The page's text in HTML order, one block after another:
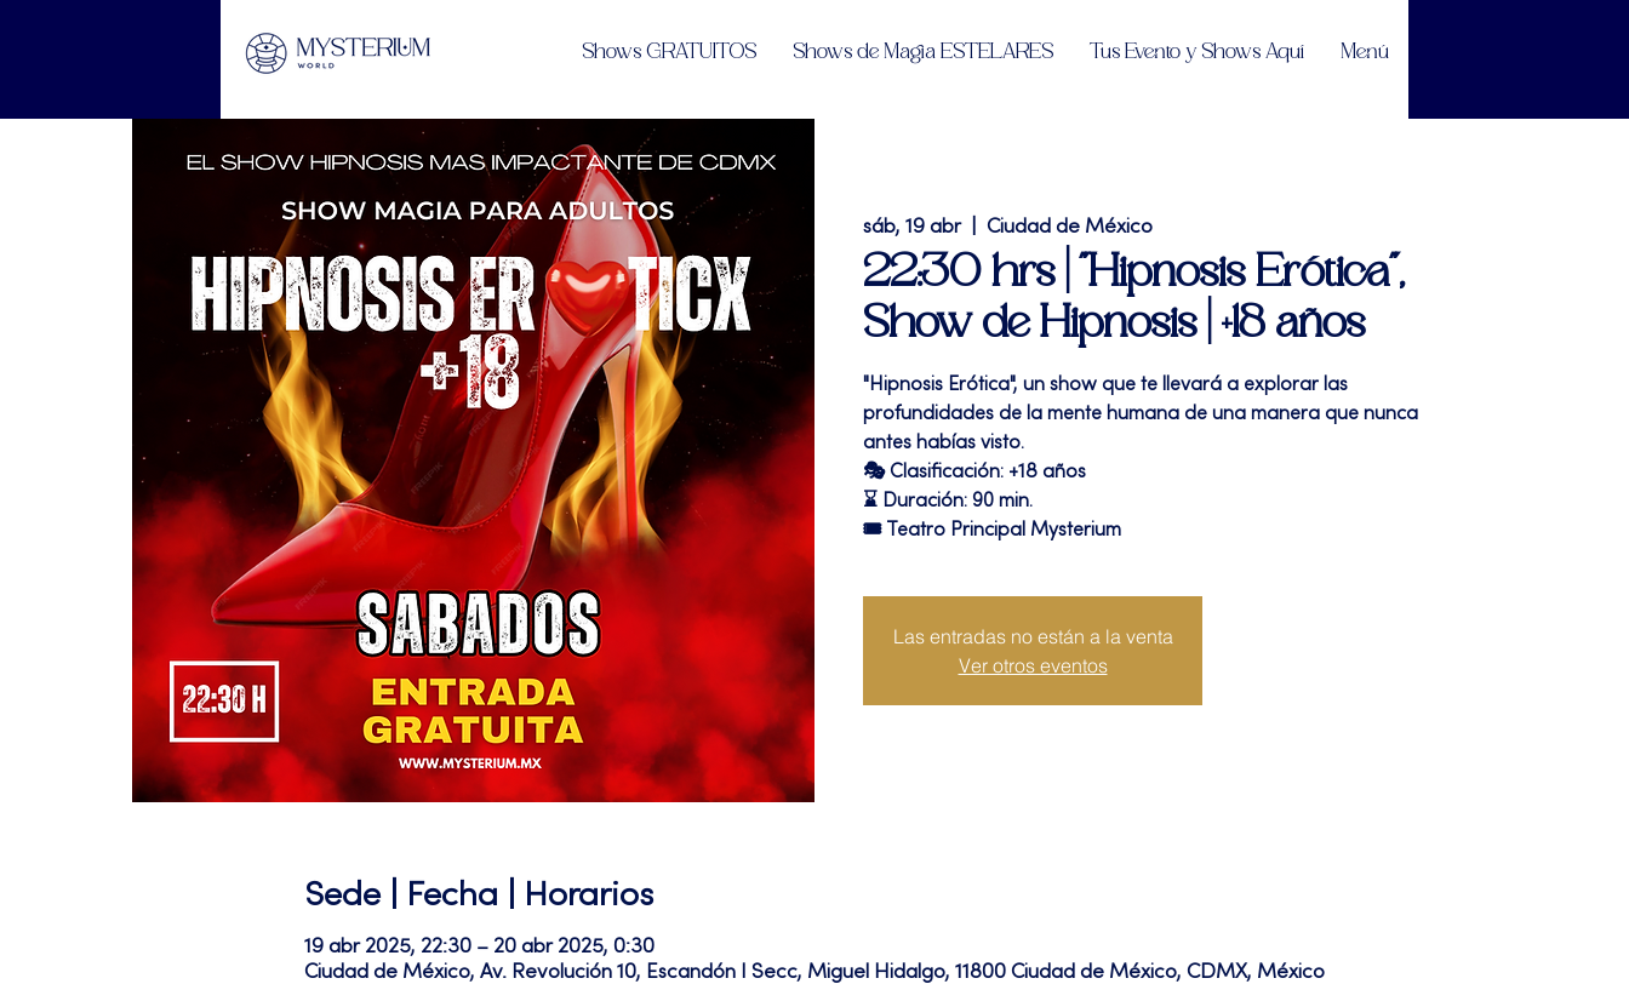
Shows GRATUITOS Shows de Magia ESTELARES Tus Evento y Shows Aquí Menú
sáb, 19 abr
  |
Ciudad de México
22:30 hrs | "Hipnosis Erótica",
Show de Hipnosis | +18 años
"Hipnosis Erótica", un show que te llevará a explorar las
profundidades de la mente humana de una manera que nunca
antes habías visto.
🎭 Clasificación: +18 años
⌛ Duración: 90 min.
🎟 Teatro Principal Mysterium
Las entradas no están a la venta
Ver otros eventos
Sede | Fecha | Horarios
19 abr 2025, 22:30 – 20 abr 2025, 0:30
Ciudad de México, Av. Revolución 10, Escandón I Secc, Miguel Hidalgo, 11800 Ciudad de México, CDMX, México